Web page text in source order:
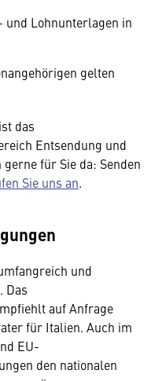
Lohnunterlagen in
gelten
das
Entsendung und
für Sie da: Senden
Sie uns an.
und
Das
auf Anfrage
für Italien. Auch im
EU-
den nationalen